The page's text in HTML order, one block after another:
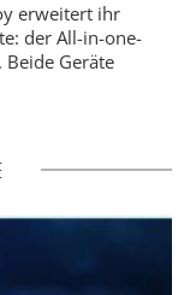
erweitert ihr
der All-in-one-
Beide Geräte